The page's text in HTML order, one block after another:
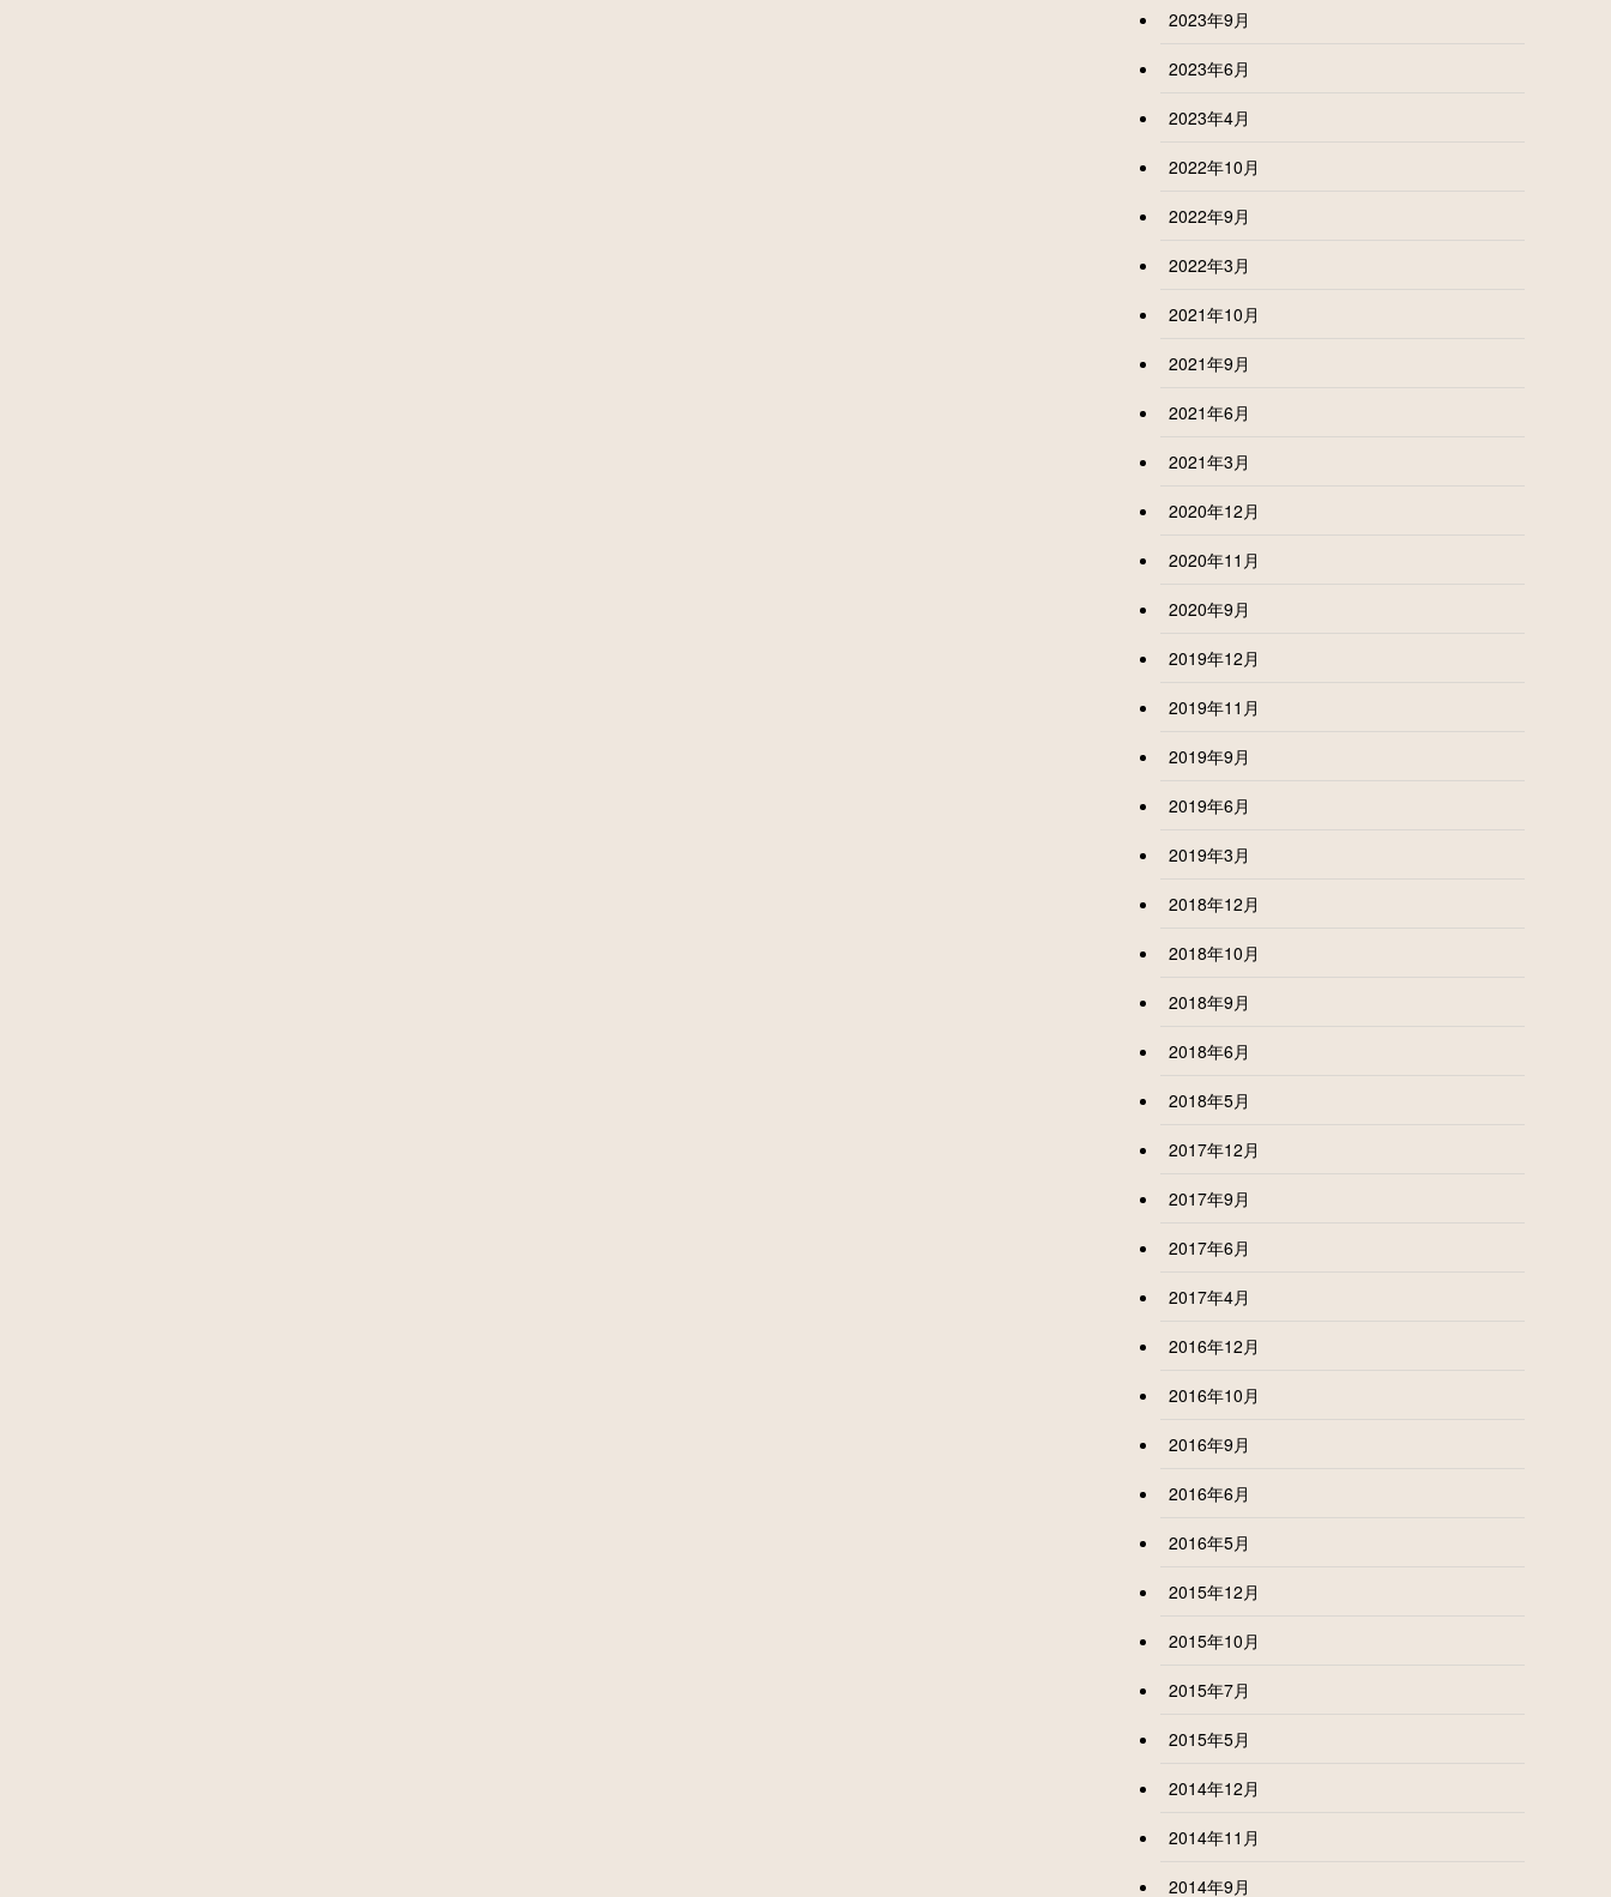
2023年9月
2023年6月
2023年4月
2022年10月
2022年9月
2022年3月
2021年10月
2021年9月
2021年6月
2021年3月
2020年12月
2020年11月
2020年9月
2019年12月
2019年11月
2019年9月
2019年6月
2019年3月
2018年12月
2018年10月
2018年9月
2018年6月
2018年5月
2017年12月
2017年9月
2017年6月
2017年4月
2016年12月
2016年10月
2016年9月
2016年6月
2016年5月
2015年12月
2015年10月
2015年7月
2015年5月
2014年12月
2014年11月
2014年9月